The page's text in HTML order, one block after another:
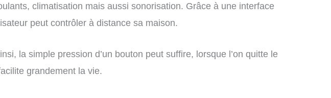
climatisation mais aussi sonorisation. Grâce à une interface
peut contrôler à distance sa maison.
la simple pression d’un bouton peut suffire, lorsque l’on quitte le
grandement la vie.